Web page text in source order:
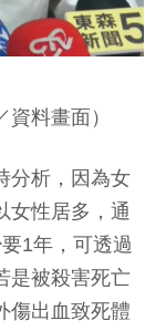
料畫面）
分析，因為女
女性居多，通
1年，可透過
是被殺害死亡
傷出血致死體